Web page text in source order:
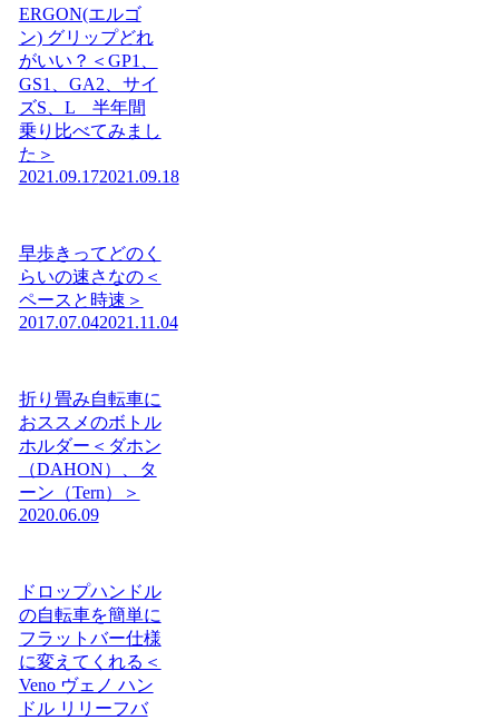
ERGON(エルゴ
ン) グリップどれ
がいい？＜GP1、
GS1、GA2、サイ
ズS、L 半年間
乗り比べてみまし
た＞
2021.09.172021.09.18
早歩きってどのく
らいの速さなの＜
ペースと時速＞
2017.07.042021.11.04
折り畳み自転車に
おススメのボトル
ホルダー＜ダホン
（DAHON）、タ
ーン（Tern）＞
2020.06.09
ドロップハンドル
の自転車を簡単に
フラットバー仕様
に変えてくれる＜
Veno ヴェノ ハン
ドル リリーフバ